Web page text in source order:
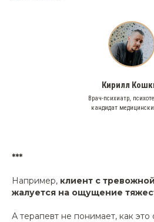
Кирилл
Врач-психиатр,
кандидат
***
Например, клиент с
жалуется на ощущение
А терапевт не понимает, как